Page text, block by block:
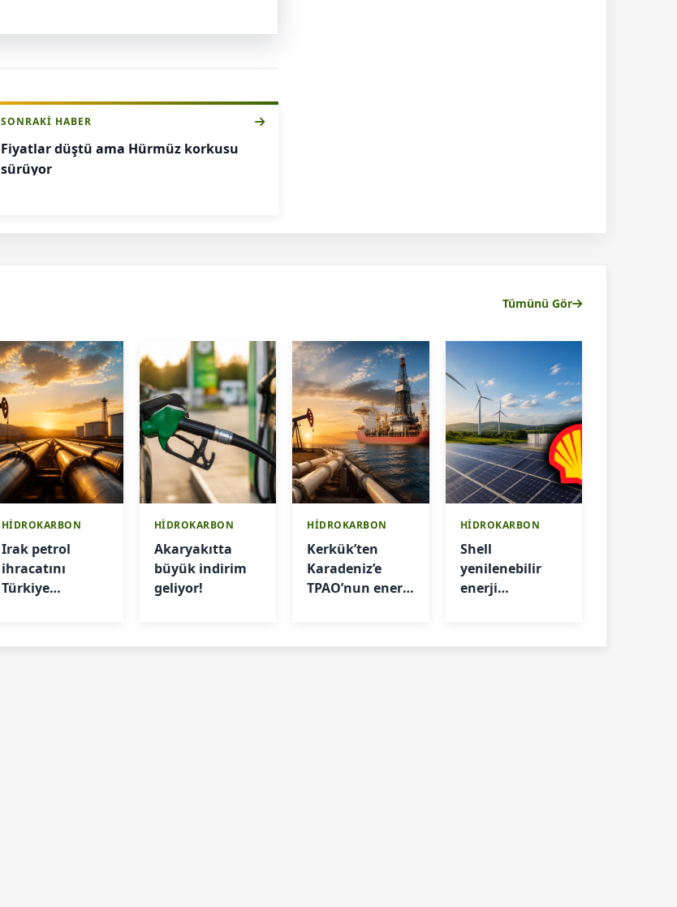
SONRAKI HABER
Fiyatlar düştü ama Hürmüz korkusu
sürüyor
Tümünü Gör
HİDROKARBON
Irak petrol
ihracatını
Türkiye
HİDROKARBON
Akaryakıtta
büyük indirim
geliyor!
HİDROKARBON
Kerkük’ten
Karadeniz’e
TPAO’nun enerji
HİDROKARBON
Shell
yenilenebilir
enerji